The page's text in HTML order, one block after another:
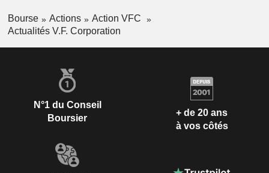
Bourse Actions
Action VFC
Actualités V.F. Corporation
N°1 du Conseil
Boursier
+ de 20 ans
à vos côtés